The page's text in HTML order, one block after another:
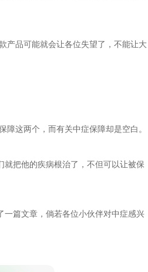
产品可能就会让各位失望了，不能让大
这两个，而有关中症保障却是空白。
把他的疾病根治了，不但可以让被保
一篇文章，倘若各位小伙伴对中症感兴